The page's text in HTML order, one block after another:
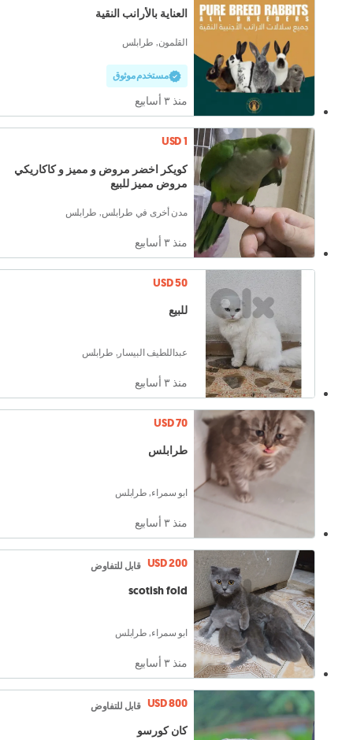
العناية بالأرانب النقية
القلمون, طرابلس
مستخدم موثوق
منذ ٣ أسابيع
USD 1
كويكر اخضر مروض و مميز و كاكاريكي
مروض مميز للبيع
مدن أخرى في طرابلس, طرابلس
منذ ٣ أسابيع
USD 50
للبيع
عبداللطيف البيسار, طرابلس
منذ ٣ أسابيع
USD 70
طرابلس
ابو سمراء, طرابلس
منذ ٣ أسابيع
USD 200 قابل للتفاوض
scotish fold
ابو سمراء, طرابلس
منذ ٣ أسابيع
USD 800 قابل للتفاوض
كان كورسو